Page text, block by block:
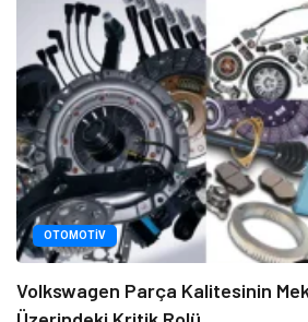
OTOMOTIV
Volkswagen Parça Kalitesinin